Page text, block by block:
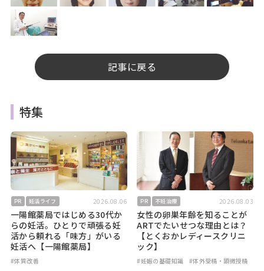
記事に戻る
特集
PR 妊活ライフ 2026.08.06
一陽館薬局ではじめる30代か
らの妊活。ひとりで頑張る妊
活から頼れる「味方」がいる
妊活へ【一陽館薬局】
#体質改善
PR 不妊治療 2026.08.03
女性の卵巣年齢を知ることが
ARTでたいせつな理由とは？
【とくおかレディースクリニ
ック】
#妊娠の基礎知識 #体外受精・顕微授精